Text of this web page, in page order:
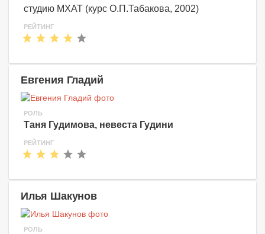
студию МХАТ (курс О.П.Табакова, 2002)
РЕЙТИНГ
Евгения Гладий
РОЛЬ
Таня Гудимова, невеста Гудини
РЕЙТИНГ
Илья Шакунов
РОЛЬ